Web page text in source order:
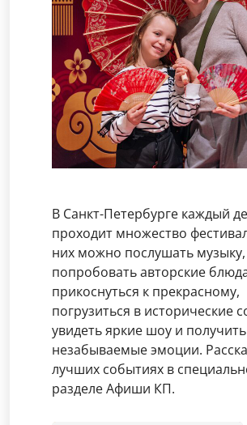
В Санкт-Петербурге каждый
проходит множество
них можно послушать музыку,
попробовать авторские
прикоснуться к прекрасному,
погрузиться в исторические
увидеть яркие шоу и получить
незабываемые эмоции.
лучших событиях в
разделе Афиши КП.